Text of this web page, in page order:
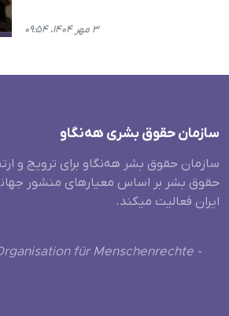
۳ مهر ۱۴۰۴، ۰۹:۵۴
سازمان حقوق بشری هەنگاو
سازمان حقوق بشر هه‌نگاو برای ترویج و
حقوق بشر بر اساس معیارهای منشور
ایران فعالیت میکند.
für Menschenrechte -